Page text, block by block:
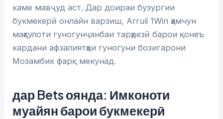
каме мавҷуд аст. Дар доираи бузургии
букмекерӣ онлайн варзиш, Arruíi 1Win ҳамчун
маҳсулоти гуногунҷанбаи тарҳрезӣ барои қонеъ
кардани афзалиятҳои гуногуни бозигарони
Мозамбик фарқ мекунад.
дар Bets оянда: Имконоти
муайян барои букмекерӣ